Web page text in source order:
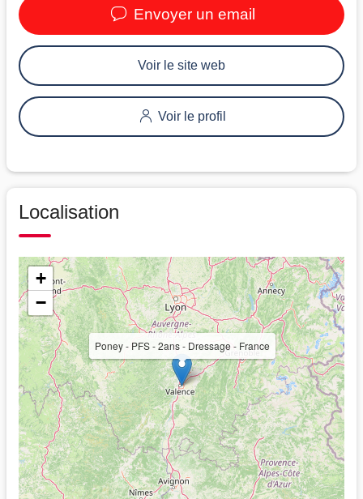
Envoyer un email
Voir le site web
Voir le profil
Localisation
Poney - PFS - 2ans - Dressage - France
+
−